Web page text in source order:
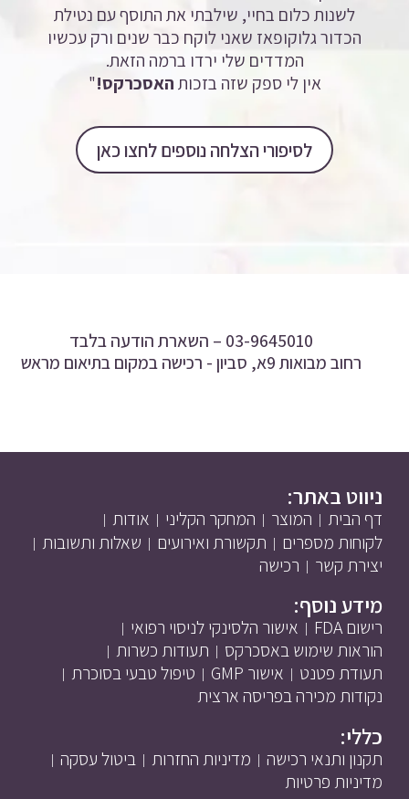
לשנות כלום בחיי, שילבתי את התוסף עם נטילת
הכדור גלוקופאז שאני לוקח כבר שנים ורק עכשיו
המדדים שלי ירדו ברמה הזאת.
אין לי ספק שזה בזכותהאסכרקס!"
לסיפורי הצלחה נוספים לחצו כאן
03-9645010 –
השארת הודעה בלבד
רחוב מבואות 9א, סביון - רכישה במקום בתיאום מראש
ניווט באתר:
דף הבית המוצר המחקר הקליני
אודות
לקוחות מספרים
תקשורת ואירועים
שאלות ותשובות
יצירת קשר
רכישה
מידע נוסף:
רישום FDA
אישור הלסינקי לניסוי רפואי
הוראות שימוש באסכרקס
תעודות כשרות
תעודת פטנט
אישור GMP
טיפול טבעי בסוכרת
נקודות מכירה בפריסה ארצית
כללי:
תקנון ותנאי רכישה מדיניות החזרות
ביטול עסקה
מדיניות פרטיות